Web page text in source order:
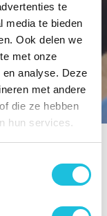
te
media te bieden
Ook delen we
met onze
analyse. Deze
met andere
die ze hebben
hun services.